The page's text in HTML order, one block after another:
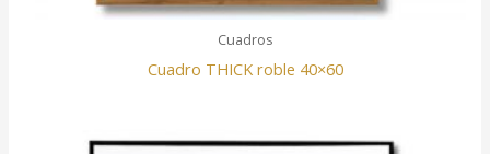
Cuadros
Cuadro THICK roble 40×60